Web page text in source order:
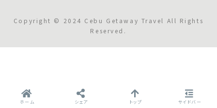
Copyright © 2024 Cebu Getaway Travel All Rights
Reserved.
ホーム シェア トップ サイドバー